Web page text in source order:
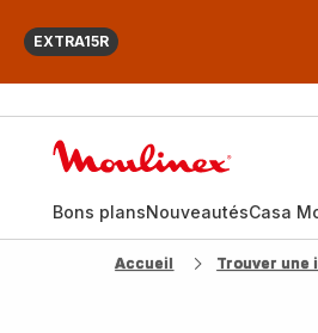
EXTRA15R
Bons plansNouveautésCasa
Accueil Trouver une